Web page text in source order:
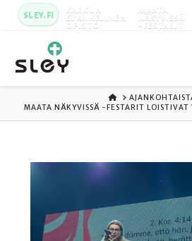
SLEY.FI KARKUN
EVANKELINEN
OPISTO
MAATA
NÄKYVISSÄ
-FESTARIT
ETUSIVU
MAATA NÄKYVISSÄ -FESTARIT